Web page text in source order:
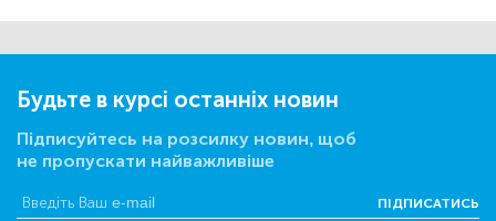
Будьте в курсі останніх новин
Підписуйтесь на розсилку новин, щоб
не пропускати найважливіше
ПІДПИСАТИСЬ